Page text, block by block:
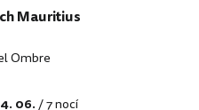
Mauritius
Ombre
06./ 7 nocí